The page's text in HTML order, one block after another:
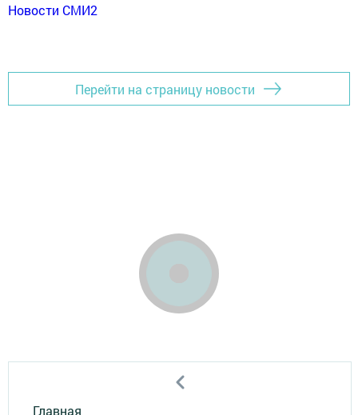
Новости СМИ2
Перейти на страницу новости
Главная